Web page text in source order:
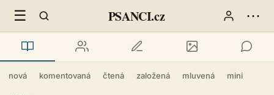
☰ PSANCI.cz ⋯
nová komentovaná čtená založená mluvená mini